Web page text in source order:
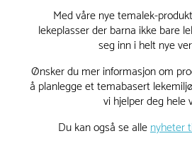
Med våre nye temalek-
lekeplasser der barna ikke bare
seg inn i helt nye
Ønsker du mer informasjon om
å planlegge et temabasert
vi hjelper deg hele
Du kan også se allenyheter